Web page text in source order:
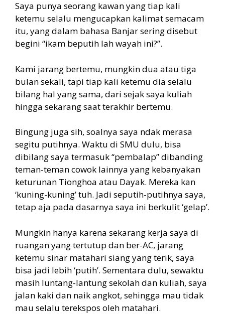
Saya punya seorang kawan yang tiap kali
ketemu selalu mengucapkan kalimat semacam
itu, yang dalam bahasa Banjar sering disebut
begini “ikam beputih lah wayah ini?”.
Kami jarang bertemu, mungkin dua atau tiga
bulan sekali, tapi tiap kali ketemu dia selalu
bilang hal yang sama, dari sejak saya kuliah
hingga sekarang saat terakhir bertemu.
Bingung juga sih, soalnya saya ndak merasa
segitu putihnya. Waktu di SMU dulu, bisa
dibilang saya termasuk “pembalap” dibanding
teman-teman cowok lainnya yang kebanyakan
keturunan Tionghoa atau Dayak. Mereka kan
‘kuning-kuning’ tuh. Jadi seputih-putihnya saya,
tetap aja pada dasarnya saya ini berkulit ‘gelap’.
Mungkin hanya karena sekarang kerja saya di
ruangan yang tertutup dan ber-AC, jarang
ketemu sinar matahari siang yang terik, saya
bisa jadi lebih ‘putih’. Sementara dulu, sewaktu
masih luntang-lantung sekolah dan kuliah, saya
jalan kaki dan naik angkot, sehingga mau tidak
mau selalu terekspos oleh matahari.